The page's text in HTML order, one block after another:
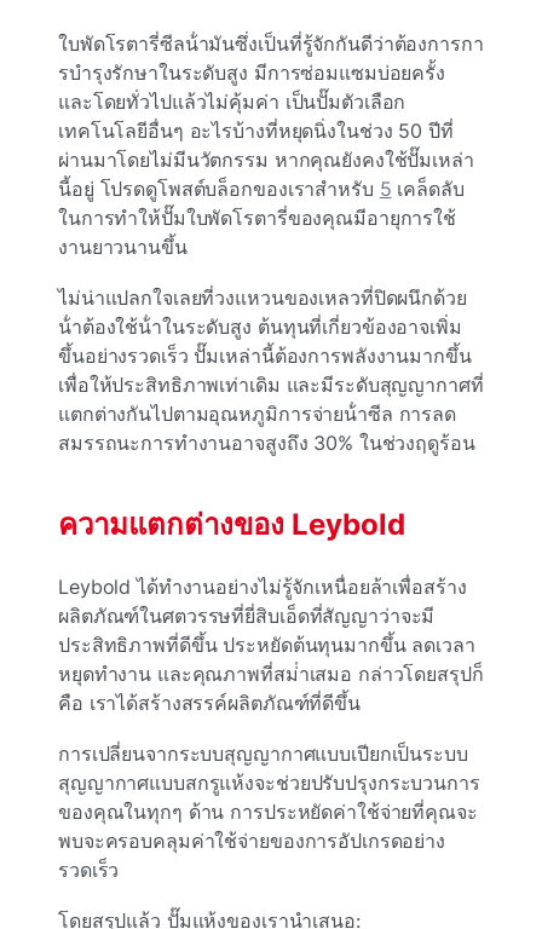
ใบพัดโรตารี่ซีลน้ํามันซึ่งเป็นที่รู้จักกันดีว่าต้องการกา
รบํารุงรักษาในระดับสูง มีการซ่อมแซมบ่อยครั้ง
และโดยทั่วไปแล้วไม่คุ้มค่า เป็นปั๊มตัวเลือก
เทคโนโลยีอื่นๆ อะไรบ้างที่หยุดนิ่งในช่วง 50 ปีที่
ผ่านมาโดยไม่มีนวัตกรรม หากคุณยังคงใช้ปั๊มเหล่า
นี้อยู่ โปรดดูโพสต์บล็อกของเราสําหรับ 5 เคล็ดลับ
ในการทําให้ปั๊มใบพัดโรตารี่ของคุณมีอายุการใช้
งานยาวนานขึ้น
ไม่น่าแปลกใจเลยที่วงแหวนของเหลวที่ปิดผนึกด้วย
น้ําต้องใช้น้ําในระดับสูง ต้นทุนที่เกี่ยวข้องอาจเพิ่ม
ขึ้นอย่างรวดเร็ว ปั๊มเหล่านี้ต้องการพลังงานมากขึ้น
เพื่อให้ประสิทธิภาพเท่าเดิม และมีระดับสุญญากาศที่
แตกต่างกันไปตามอุณหภูมิการจ่ายน้ําซีล การลด
สมรรถนะการทํางานอาจสูงถึง 30% ในช่วงฤดูร้อน
ความแตกต่างของ Leybold
Leybold ได้ทํางานอย่างไม่รู้จักเหนื่อยล้าเพื่อสร้าง
ผลิตภัณฑ์ในศตวรรษที่ยี่สิบเอ็ดที่สัญญาว่าจะมี
ประสิทธิภาพที่ดีขึ้น ประหยัดต้นทุนมากขึ้น ลดเวลา
หยุดทํางาน และคุณภาพที่สม่ําเสมอ กล่าวโดยสรุปก็
คือ เราได้สร้างสรรค์ผลิตภัณฑ์ที่ดีขึ้น
การเปลี่ยนจากระบบสุญญากาศแบบเปียกเป็นระบบ
สุญญากาศแบบสกรูแห้งจะช่วยปรับปรุงกระบวนการ
ของคุณในทุกๆ ด้าน การประหยัดค่าใช้จ่ายที่คุณจะ
พบจะครอบคลุมค่าใช้จ่ายของการอัปเกรดอย่าง
รวดเร็ว
โดยสรุปแล้ว ปั๊มแห้งของเรานําเสนอ: